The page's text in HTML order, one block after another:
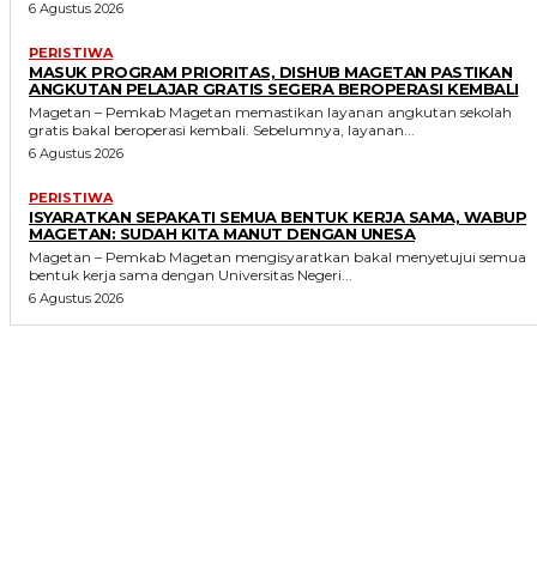
6 Agustus 2026
PERISTIWA
MASUK PROGRAM PRIORITAS, DISHUB MAGETAN PASTIKAN
ANGKUTAN PELAJAR GRATIS SEGERA BEROPERASI KEMBALI
Magetan – Pemkab Magetan memastikan layanan angkutan sekolah
gratis bakal beroperasi kembali. Sebelumnya, layanan...
6 Agustus 2026
PERISTIWA
ISYARATKAN SEPAKATI SEMUA BENTUK KERJA SAMA, WABUP
MAGETAN: SUDAH KITA MANUT DENGAN UNESA
Magetan – Pemkab Magetan mengisyaratkan bakal menyetujui semua
bentuk kerja sama dengan Universitas Negeri...
6 Agustus 2026